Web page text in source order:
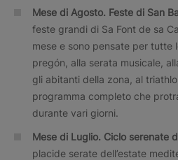
Mese di Agosto. Feste di San
feste grandi di Sa Font de sa
mese e sono pensate per tutte
pregón, alla serata musicale,
gli abitanti della zona, al
programma completo che
durante vari giorni.
Mese di Luglio. Ciclo serenate
placide serate dell’estate